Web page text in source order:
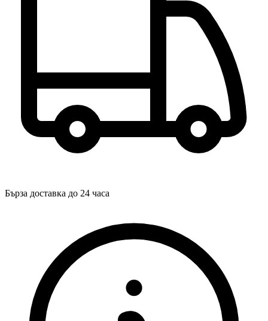
Бърза доставка до 24 часа